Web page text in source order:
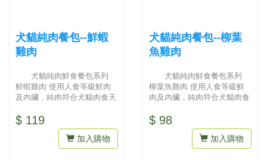
犬貓純肉餐包--鮮蝦
雞肉
犬貓純肉鮮食餐包系列
鮮蝦雞肉 使用人食等級鮮肉
及內臟，純肉符合犬貓肉食天
保營...
$ 119
加入購物
犬貓純肉餐包--柳葉
魚雞肉
犬貓純肉鮮食餐包系列
柳葉魚雞肉 使用人食等級鮮
肉及內臟，純肉符合犬貓肉食
確保...
$ 98
加入購物